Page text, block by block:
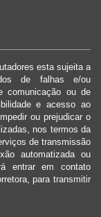
esta sujeita a
de falhas e/ou
comunicação ou de
e acesso ao
ou prejudicar o
nos termos da
de transmissão
automatizada ou
entrar em contato
para transmitir